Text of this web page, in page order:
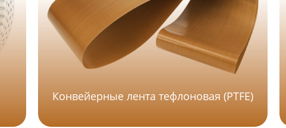
Конвейерные лента тефлоновая (PTFE)